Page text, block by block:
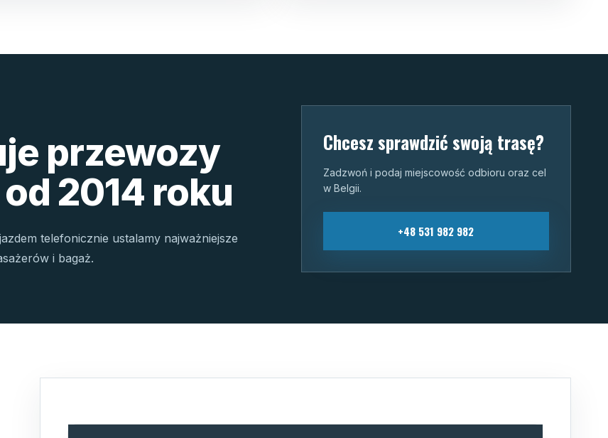
przewozy
2014 roku
telefonicznie ustalamy najważniejsze
i bagaż.
Chcesz sprawdzić swoją trasę?
Zadzwoń i podaj miejscowość odbioru oraz cel
w Belgii.
+48 531 982 982